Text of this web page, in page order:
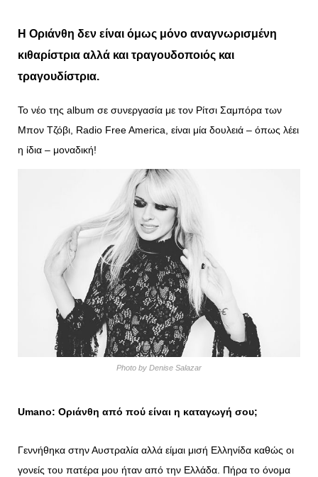
Η Οριάνθη δεν είναι όμως μόνο αναγνωρισμένη
κιθαρίστρια αλλά και τραγουδοποιός και
τραγουδίστρια.
Το νέο της album σε συνεργασία με τον Ρίτσι Σαμπόρα των
Μπον Τζόβι, Radio Free America, είναι μία δουλειά – όπως λέει
η ίδια – μοναδική!
Photo by Denise Salazar
Umano: Οριάνθη από πού είναι η καταγωγή σου;
Γεννήθηκα στην Αυστραλία αλλά είμαι μισή Ελληνίδα καθώς οι
γονείς του πατέρα μου ήταν από την Ελλάδα. Πήρα το όνομα